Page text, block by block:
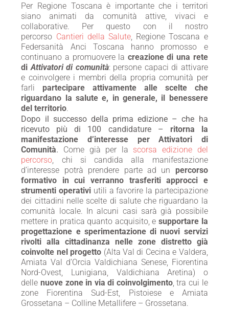
Per Regione Toscana è importante che i territori
siano animati da comunità attive, vivaci e
collaborative. Per questo con il nostro
percorso Cantieri della Salute , Regione Toscana e
Federsanità Anci Toscana hanno promosso e
continuano a promuovere la creazione di una rete
di Attivatori di comunità: persone capaci di attivare
e coinvolgere i membri della propria comunità per
farli partecipare attivamente alle scelte che
riguardano la salute e, in generale, il benessere
del territorio.
Dopo il successo della prima edizione – che ha
ricevuto più di 100 candidature – ritorna la
manifestazione d’interesse per Attivatori di
Comunità. Come già per la scorsa edizione del
percorso, chi si candida alla manifestazione
d’interesse potrà prendere parte ad un percorso
formativo in cui verranno trasferiti approcci e
strumenti operativi utili a favorire la partecipazione
dei cittadini nelle scelte di salute che riguardano la
comunità locale. In alcuni casi sarà già possibile
mettere in pratica quanto acquisito, esupportare la
progettazione e sperimentazione di nuovi servizi
rivolti alla cittadinanza nelle zone distretto già
coinvolte nel progetto (Alta Val di Cecina e Valdera,
Amiata Val d’Orcia Valdichiana Senese, Fiorentina
Nord-Ovest, Lunigiana, Valdichiana Aretina) o
delle nuove zone in via di coinvolgimento, tra cui le
zone Fiorentina Sud-Est, Pistoiese e Amiata
Grossetana – Colline Metallifere – Grossetana.